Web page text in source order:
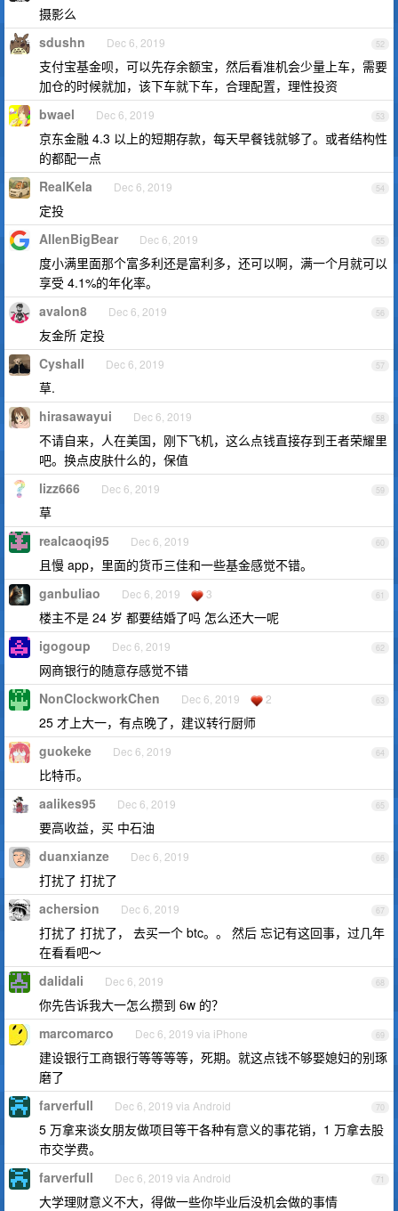
摄影么
52
sdushn Dec 6, 2019
支付宝基金呗，可以先存余额宝，然后看准机会少量上车，需要
加仓的时候就加，该下车就下车，合理配置，理性投资
53
bwael Dec 6, 2019
京东金融 4.3 以上的短期存款，每天早餐钱就够了。或者结构性
的都配一点
54
RealKela Dec 6, 2019
定投
55
AllenBigBear Dec 6, 2019
度小满里面那个富多利还是富利多，还可以啊，满一个月就可以
享受 4.1%的年化率。
56
avalon8 Dec 6, 2019
友金所 定投
57
Cyshall Dec 6, 2019
草.
58
hirasawayui Dec 6, 2019
不请自来，人在美国，刚下飞机，这么点钱直接存到王者荣耀里
吧。换点皮肤什么的，保值
59
lizz666 Dec 6, 2019
草
60
realcaoqi95 Dec 6, 2019
且慢 app，里面的货币三佳和一些基金感觉不错。
61
ganbuliao Dec 6, 2019 3
楼主不是 24 岁 都要结婚了吗 怎么还大一呢
62
igogoup Dec 6, 2019
网商银行的随意存感觉不错
63
NonClockworkChen Dec 6, 2019 2
25 才上大一，有点晚了，建议转行厨师
64
guokeke Dec 6, 2019
比特币。
65
aalikes95 Dec 6, 2019
要高收益，买 中石油
66
duanxianze Dec 6, 2019
打扰了 打扰了
67
achersion Dec 6, 2019
打扰了 打扰了， 去买一个 btc。。 然后 忘记有这回事，过几年
在看看吧～
68
dalidali Dec 6, 2019
你先告诉我大一怎么攒到 6w 的？
69
marcomarco Dec 6, 2019 via iPhone
建设银行工商银行等等等等，死期。就这点钱不够娶媳妇的别琢
磨了
70
farverfull Dec 6, 2019 via Android
5 万拿来谈女朋友做项目等干各种有意义的事花销，1 万拿去股
市交学费。
71
farverfull Dec 6, 2019 via Android
大学理财意义不大，得做一些你毕业后没机会做的事情